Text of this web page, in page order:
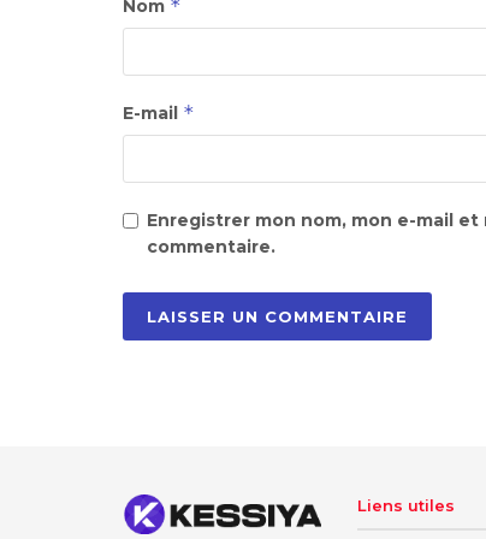
Nom *
E-mail *
Enregistrer mon nom, mon e-mail
commentaire.
Liens utiles